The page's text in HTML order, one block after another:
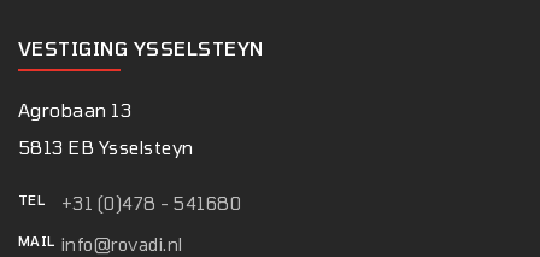
VESTIGING YSSELSTEYN
Agrobaan 13
5813 EB Ysselsteyn
TEL +31 (0)478 - 541680
MAIL info@rovadi.nl